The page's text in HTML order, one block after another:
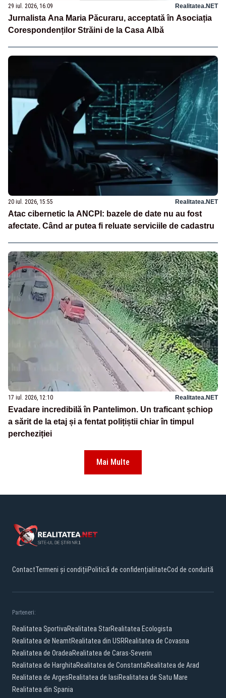
29 iul. 2026, 16:09 Realitatea.NET
Jurnalista Ana Maria Păcuraru, acceptată în Asociația
Corespondenților Străini de la Casa Albă
20 iul. 2026, 15:55 Realitatea.NET
Atac cibernetic la ANCPI: bazele de date nu au fost
afectate. Când ar putea fi reluate serviciile de cadastru
17 iul. 2026, 12:10 Realitatea.NET
Evadare incredibilă în Pantelimon. Un traficant șchiop
a sărit de la etaj și a fentat polițiștii chiar în timpul
percheziției
Mai Multe
ContactTermeni și condițiiPolitică de confidențialitateCod de conduită
Parteneri:
Realitatea SportivaRealitatea StarRealitatea Ecologista
Realitatea de NeamtRealitatea din USRRealitatea de Covasna
Realitatea de OradeaRealitatea de Caras-Severin
Realitatea de HarghitaRealitatea de ConstantaRealitatea de Arad
Realitatea de ArgesRealitatea de IasiRealitatea de Satu Mare
Realitatea din Spania